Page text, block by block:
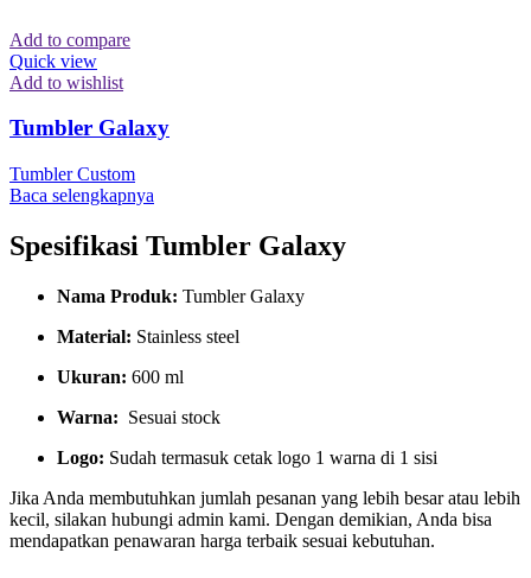
Add to compare
Quick view
Add to wishlist
Tumbler Galaxy
Tumbler Custom
Baca selengkapnya
Spesifikasi Tumbler Galaxy
Nama Produk: Tumbler Galaxy
Material: Stainless steel
Ukuran: 600 ml
Warna: Sesuai stock
Logo: Sudah termasuk cetak logo 1 warna di 1 sisi
Jika Anda membutuhkan jumlah pesanan yang lebih besar atau lebih
kecil, silakan hubungi admin kami. Dengan demikian, Anda bisa
mendapatkan penawaran harga terbaik sesuai kebutuhan.